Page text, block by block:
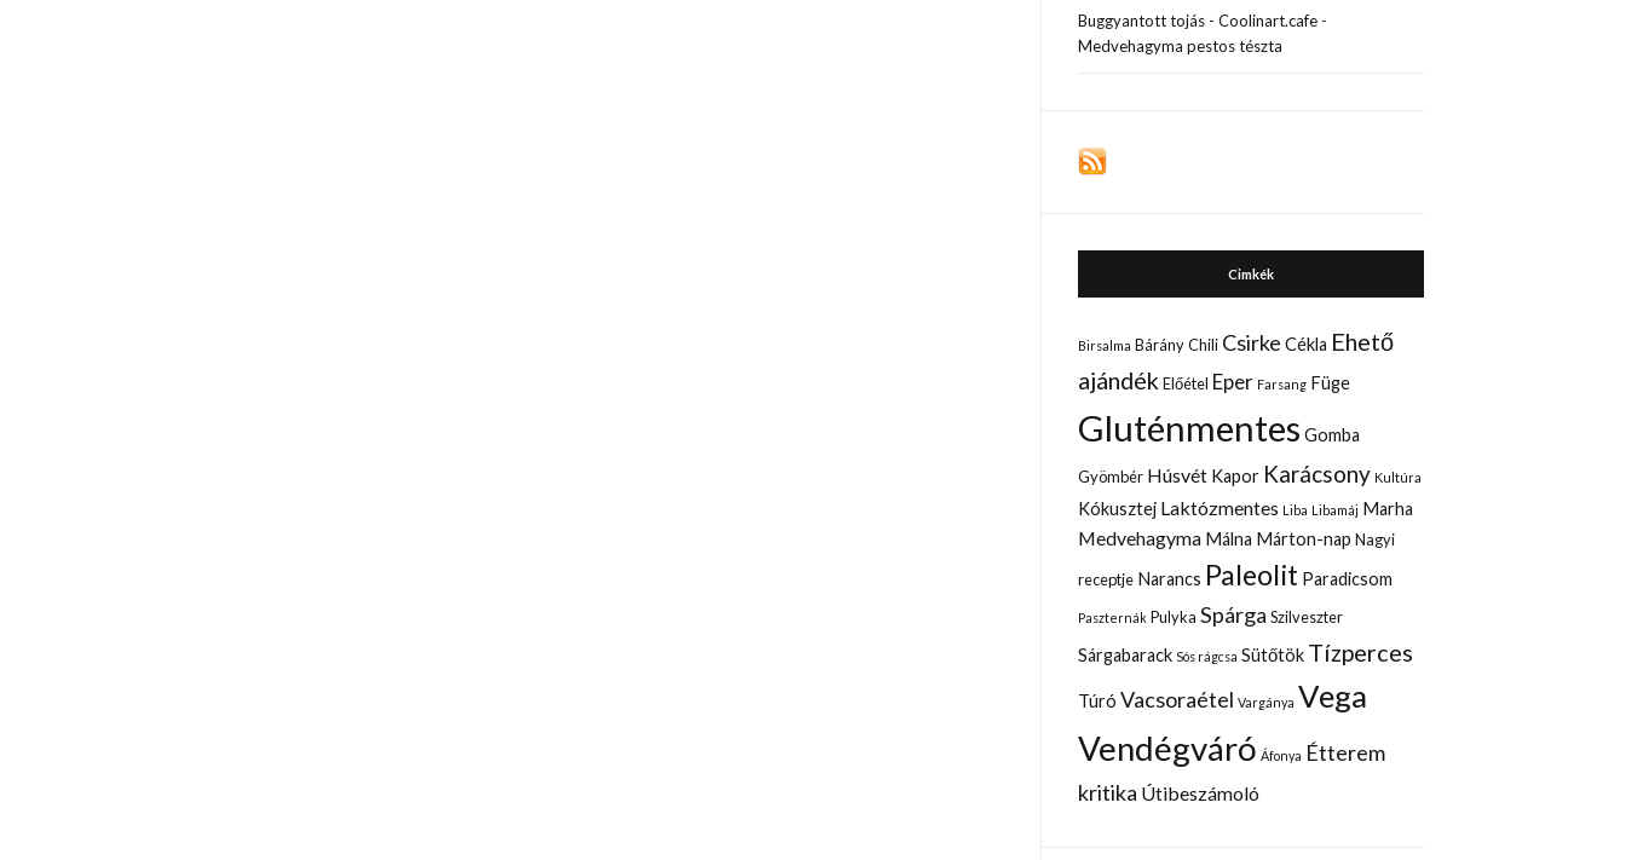
Buggyantott tojás - Coolinart.cafe -
Medvehagyma pestos tészta
Cimkék
Birsalma Bárány Chili Csirke Cékla Ehető
ajándék Előétel Eper Farsang Füge
Gluténmentes Gomba
Gyömbér Húsvét Kapor Karácsony Kultúra
Kókusztej Laktózmentes Liba Libamáj Marha
Medvehagyma Málna Márton-nap Nagyi
receptje Narancs Paleolit Paradicsom
Paszternák Pulyka Spárga Szilveszter
Sárgabarack Sós rágcsa Sütőtök Tízperces
Túró Vacsoraétel Vargánya Vega
Vendégváró Áfonya Étterem
kritika Útibeszámoló